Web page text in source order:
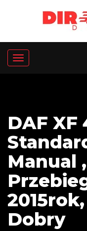
DAF XF
Manual
Dobry